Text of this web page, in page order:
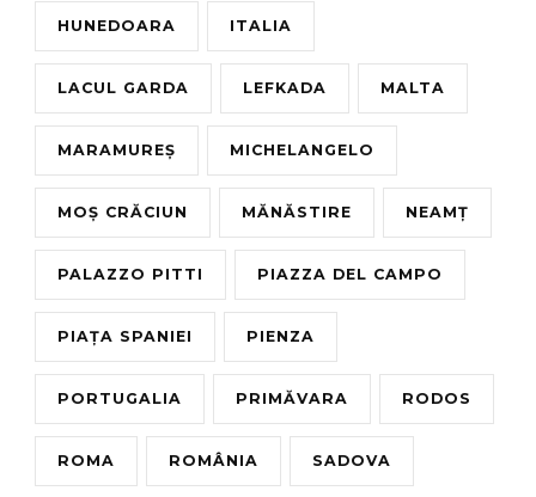
HUNEDOARA ITALIA
LACUL GARDA LEFKADA MALTA
MARAMUREȘ MICHELANGELO
MOȘ CRĂCIUN MĂNĂSTIRE NEAMȚ
PALAZZO PITTI PIAZZA DEL CAMPO
PIAȚA SPANIEI PIENZA
PORTUGALIA PRIMĂVARA RODOS
ROMA ROMÂNIA SADOVA